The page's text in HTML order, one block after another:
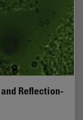
Reflection-